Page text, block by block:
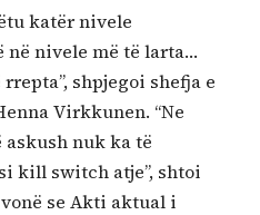
katër nivele
nivele më të larta…
shpjegoi shefja e
Virkkunen. “Ne
nuk ka të
kill switch atje”, shtoi
se Akti aktual i